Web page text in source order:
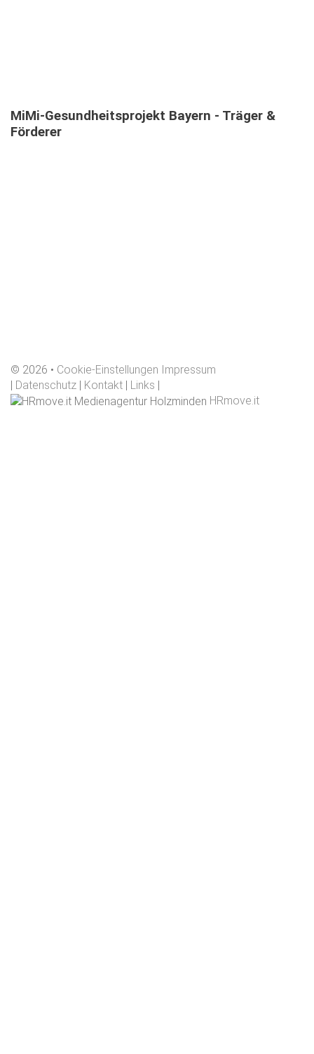
MiMi-Gesundheitsprojekt Bayern - Träger &
Förderer
© 2026 Cookie-Einstellungen Impressum
Datenschutz Kontakt Links
HRmove.it